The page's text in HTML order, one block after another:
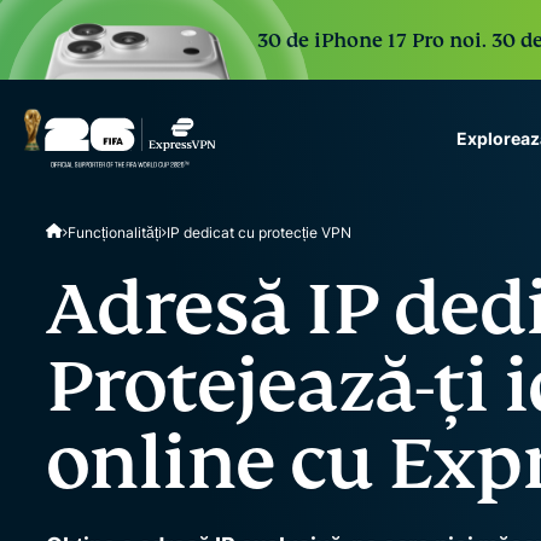
30 de iPhone 17 Pro noi. 30
VPN protection for
scale.
Funcționalități IP dedicat cu protecție VPN
Adresă IP
Protejează-ți
online cu